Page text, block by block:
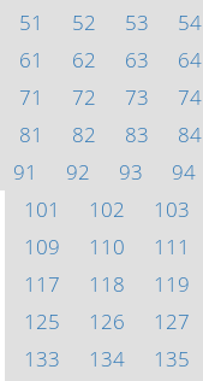
51
52 53 54
61
62 63 64
71
72 73 74
81
82 83 84
91
92 93 94
101
102 103
109
110 111
117
118 119
125
126 127
133
134 135